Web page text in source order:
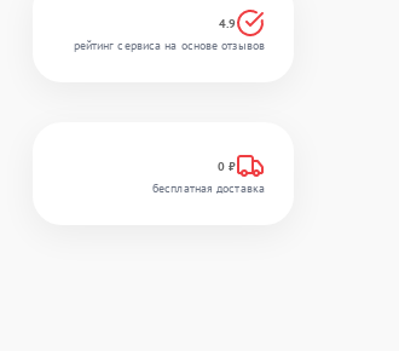
4.9
рейтинг сервиса на основе отзывов
0 ₽
бесплатная доставка